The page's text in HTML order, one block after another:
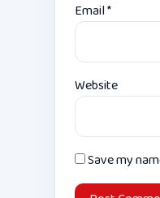
Email*
Website
Save my